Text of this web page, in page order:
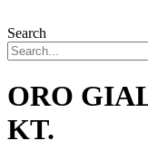
Search
ORO
KT.